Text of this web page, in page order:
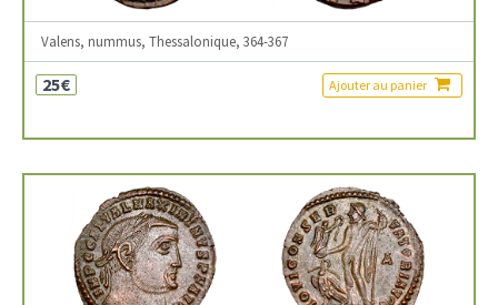
Valens, nummus, Thessalonique, 364-367
25€ Ajouter au panier